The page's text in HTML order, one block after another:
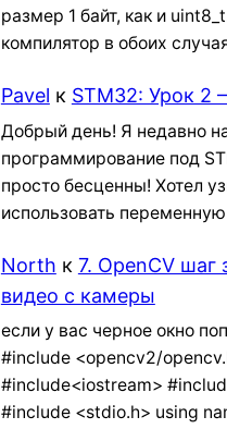
размер 1 байт, как и
компилятор в обоих
Pavel к STM32: Урок 2
Добрый день! Я недавно
программирование под
просто бесценны! Хотел
использовать
North к 7. OpenCV шаг
видео с камеры
если у вас черное окно
#include <opencv2/
#include<iostream>
#include <stdio.h> using